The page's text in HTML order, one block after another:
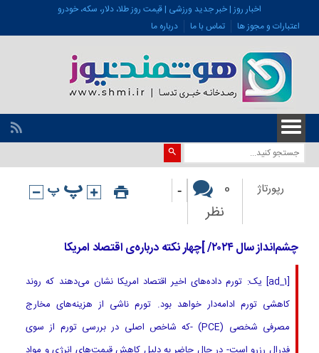
اخبار روز | خبر جدید ورزشی | قیمت روز طلا، دلار، سکه، خودرو
اعتبارات و مجوز ها
تماس با ما درباره ما
رپورتاژ
0
نظر
-
چشم‌انداز سال ۲۰۲۴/ ]چهار نکته درباره‌ی اقتصاد امریکا
[ad_1] یک: تورم داده‌های اخیر اقتصاد امریکا نشان می‌دهند که روند
کاهشی تورم ادامه‌دار خواهد بود. تورم ناشی از هزینه‌های مخارج
مصرفی شخصی (PCE) -که شاخص اصلی در بررسی تورم از سوی